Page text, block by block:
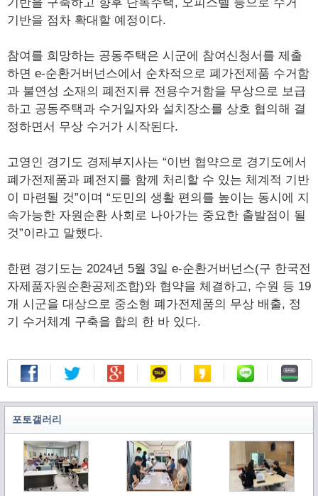
기반을 점차 확대할 예정이다.
참여를 희망하는 공동주택은 시군에 참여신청서를 제출
하면 e-순환거버넌스에서 순차적으로 폐가전제품 수거함
과 불연성 소재의 폐전지류 전용수거함을 무상으로 보급
하고 공동주택과 수거일자와 설치장소를 상호 협의해 결
정하면서 무상 수거가 시작된다.
고영인 경기도 경제부지사는 “이번 협약으로 경기도에서
폐가전제품과 폐전지를 함께 처리할 수 있는 체계적 기반
이 마련될 것”이며 “도민의 생활 편의를 높이는 동시에 지
속가능한 자원순환 사회로 나아가는 중요한 출발점이 될
것”이라고 말했다.
한편 경기도는 2024년 5월 3일 e-순환거버넌스(구 한국전
자제품자원순환공제조합)와 협약을 체결하고, 수원 등 19
개 시군을 대상으로 중소형 폐가전제품의 무상 배출, 정
기 수거체계 구축을 합의 한 바 있다.
포토갤러리